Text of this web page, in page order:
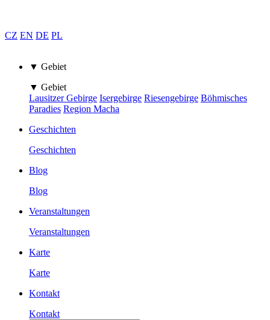
CZ EN DE PL
▼ Gebiet
▼ Gebiet
Lausitzer Gebirge Isergebirge Riesengebirge Böhmisches
Paradies Region Macha
Geschichten
Geschichten
Blog
Blog
Veranstaltungen
Veranstaltungen
Karte
Karte
Kontakt
Kontakt